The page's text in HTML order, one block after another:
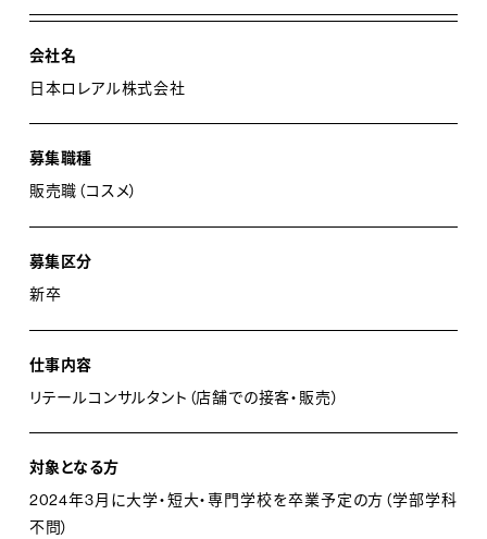
4月17日は13 時以降～19 時の間で約3時間半、4月18日
は午前中～ 16時の間で約3時間半を予定しております。
イソップは1987年にメルボルンで創業して以来、優れた
スキンケア、ヘアケア、ボディケア製品の創造を追求し続
けてきました。私たちの製品は、研究を重ねた植物由来
成分と非植物由来成分を使用しており、すべての成分は
私たちがこだわりを持って選び抜いたものです。イソップ
は、知的探究心、将来への展望、移ろいやすい心の中で行
なわれる人間の努力というものを大切に考えています。
私たちは、生活環境や気候を考慮し、細部まで注意を払
うという姿勢を忘れずにひとつひとつの商品を開発して
会社名
日本ロレアル株式会社
募集職種
販売職（コスメ）
募集区分
新卒
仕事内容
リテールコンサルタント（店舗での接客・販売）
対象となる方
2024年3月に大学・短大・専門学校を卒業予定の方（学部学科
不問）